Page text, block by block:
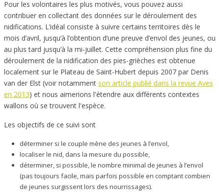
Pour les volontaires les plus motivés, vous pouvez aussi
contribuer en collectant des données sur le déroulement des
nidifications. L’idéal consiste à suivre certains territoires dès le
mois d’avril, jusqu’à l’obtention d’une preuve d’envol des jeunes, ou
au plus tard jusqu’à la mi-juillet. Cette compréhension plus fine du
déroulement de la nidification des pies-grièches est obtenue
localement sur le Plateau de Saint-Hubert depuis 2007 par Denis
van der Elst (voir notamment son article publié dans la revue Aves
en 2013) et nous aimerions l'étendre aux différents contextes
wallons où se trouvent l'espèce.
Les objectifs de ce suivi sont
déterminer si le couple mène des jeunes à l’envol,
localiser le nid, dans la mesure du possible,
déterminer, si possible, le nombre minimal de jeunes à l’envol
(pas toujours facile, mais parfois possible en comptant combien
de jeunes surgissent lors des nourrissages).